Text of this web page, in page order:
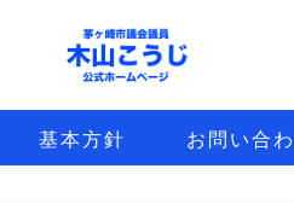
基本方針 お問い合